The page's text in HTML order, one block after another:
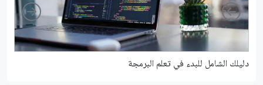
دليلك الشامل للبدء في تعلم البرمجة
Left